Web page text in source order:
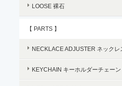
LOOSE 裸石
【 PARTS 】
NECKLACE ADJUSTER ネックレ
KEYCHAIN キーホルダーチェーン